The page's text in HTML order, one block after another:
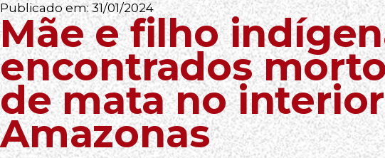
Publicado em:31/01/2024
Mãe e filho
encontrados
de mata no
Amazonas